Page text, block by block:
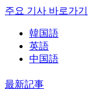
주요 기사 바로가기
韓国語
英語
中国語
最新記事